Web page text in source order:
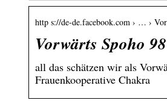
http s://de-de.facebook.com › … ›
Vorwärts Spoho
all das schätzen wir als
Frauenkooperative Chakra